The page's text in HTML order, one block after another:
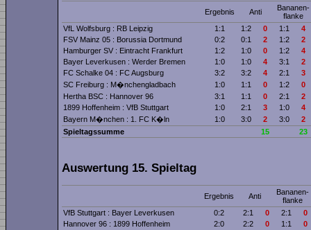
Ergebnis Anti
Bananen­
flanke
VfL Wolfsburg : RB Leipzig
1:1 1:2 0 1:1
4
FSV Mainz 05 : Borussia Dortmund
0:2 0:1 2 1:2
2
Hamburger SV : Eintracht Frankfurt
1:2 1:0 0 1:2
4
Bayer Leverkusen : Werder Bremen
1:0 1:0 4 3:1
2
FC Schalke 04 : FC Augsburg
3:2 3:2 4 2:1
3
SC Freiburg : M�nchengladbach
1:0 1:1 0 1:2
0
Hertha BSC : Hannover 96
3:1 1:1 0 2:1
2
1899 Hoffenheim : VfB Stuttgart
1:0 2:1 3 1:0
4
Bayern M�nchen : 1. FC K�ln
1:0 3:0 2 3:0
2
Spieltagssumme
15 23
Auswertung 15. Spieltag
Ergebnis Anti
Bananen­
flanke
VfB Stuttgart : Bayer Leverkusen
0:2 2:1 0 2:1
0
Hannover 96 : 1899 Hoffenheim
2:0 2:2 0 1:1
0